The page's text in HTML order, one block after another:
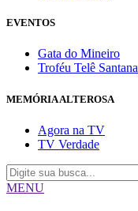
EVENTOS
Gata do Mineiro
Troféu Telê Santana
MEMÓRIA ALTEROSA
Agora na TV
TV Verdade
MENU